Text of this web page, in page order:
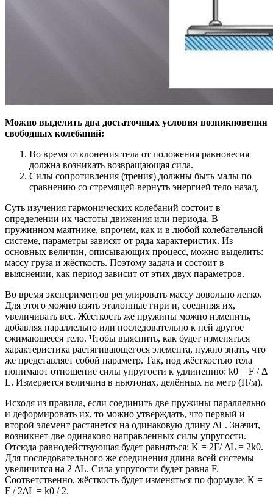
Можно выделить два достаточных условия возникновения
свободных колебаний:
Во время отклонения тела от положения равновесия
должна возникать возвращающая сила.
Силы сопротивления (трения) должны быть малы по
сравнению со стремящей вернуть энергией тело назад.
Суть изучения гармонических колебаний состоит в
определении их частоты движения или периода. В
пружинном маятнике, впрочем, как и в любой колебательной
системе, параметры зависят от ряда характеристик. Из
основных величин, описывающих процесс, можно выделить:
массу груза и жёсткость. Поэтому задача и состоит в
выяснении, как период зависит от этих двух параметров.
Во время экспериментов регулировать массу довольно легко.
Для этого можно взять эталонные гири и, соединяя их,
увеличивать вес. Жёсткость же пружины можно изменить,
добавляя параллельно или последовательно к ней другое
сжимающееся тело. Чтобы выяснить, как будет изменяться
характеристика растягивающегося элемента, нужно знать, что
же представляет собой параметр. Так, под жёсткостью тела
понимают отношение силы упругости к удлинению: k0 = F / Δ
L. Измеряется величина в ньютонах, делённых на метр (Н/м).
Исходя из правила, если соединить две пружины параллельно
и деформировать их, то можно утверждать, что первый и
второй элемент растянется на одинаковую длину ΔL. Значит,
возникнет две одинаково направленных силы упругости.
Отсюда равнодействующая будет равняться: K = 2F/ ΔL = 2k0.
Для последовательного же соединения длина всей системы
увеличится на 2 ΔL. Сила упругости будет равна F.
Соответственно, жёсткость будет изменяться по формуле: K =
F / 2ΔL = k0 / 2.